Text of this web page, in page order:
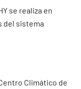
se realiza en
del sistema
Climático de